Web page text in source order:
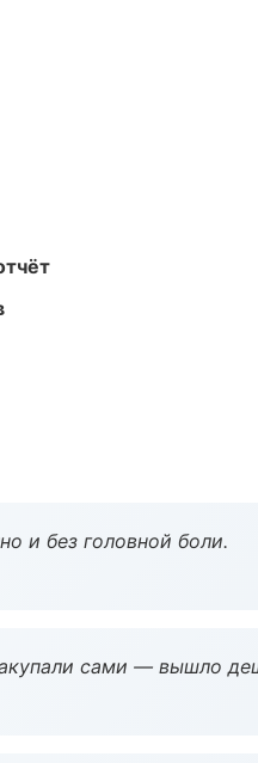
и без головной боли.
сами — вышло